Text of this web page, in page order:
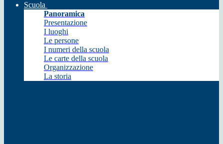
Scuola
Panoramica
Presentazione
I luoghi
Le persone
I numeri della scuola
Le carte della scuola
Organizzazione
La storia